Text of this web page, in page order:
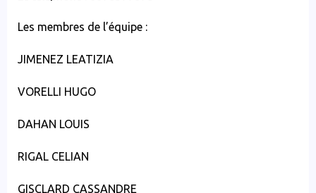
Les membres de l’équipe :
JIMENEZ LEATIZIA
VORELLI HUGO
DAHAN LOUIS
RIGAL CELIAN
GISCLARD CASSANDRE